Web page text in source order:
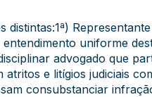
distintas:1ª)
uniforme
advogado que
e litígios judiciais
consubstanciar